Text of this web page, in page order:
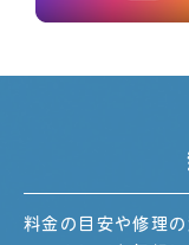
料金の目安や修理